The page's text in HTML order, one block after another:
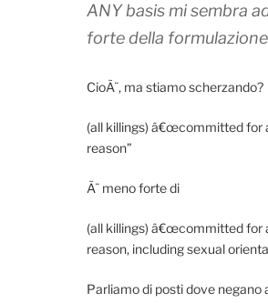
ANY basis mi sembra
forte della
CioÃ¨, ma stiamo scherzando?
(all killings) â€œcommitted for
reason”
Ã¨ meno forte di
(all killings) â€œcommitted for
reason, including sexual
Parliamo di posti dove negano